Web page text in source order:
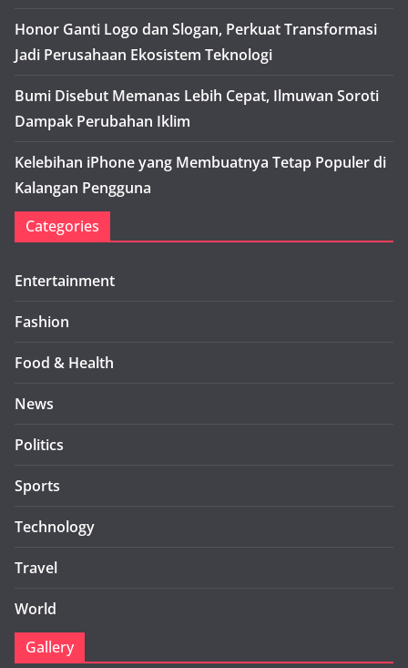
Honor Ganti Logo dan Slogan, Perkuat Transformasi
Jadi Perusahaan Ekosistem Teknologi
Bumi Disebut Memanas Lebih Cepat, Ilmuwan Soroti
Dampak Perubahan Iklim
Kelebihan iPhone yang Membuatnya Tetap Populer di
Kalangan Pengguna
Categories
Entertainment
Fashion
Food & Health
News
Politics
Sports
Technology
Travel
World
Gallery